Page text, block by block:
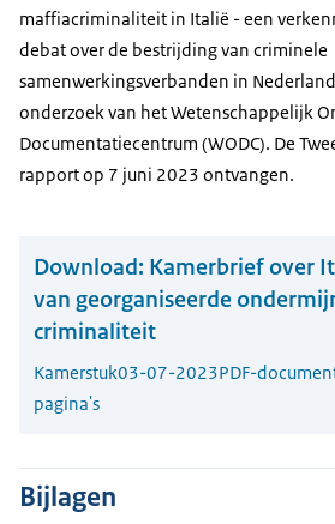
maffiacriminaliteit in Italië - een
debat over de bestrijding van criminele
samenwerkingsverbanden in
onderzoek van het Wetenschappelijk
Documentatiecentrum (WODC). De
rapport op 7 juni 2023 ontvangen.
Download: Kamerbrief over
van georganiseerde
criminaliteit
Kamerstuk03-07-2023PDF-
pagina's
Bijlagen